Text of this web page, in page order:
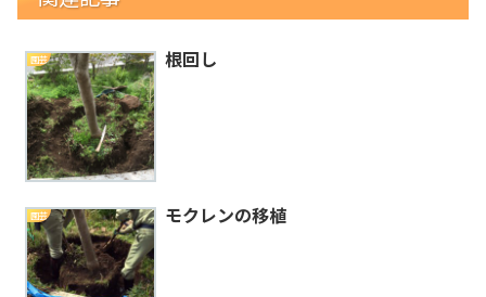
園芸 根回し
園芸 モクレンの移植